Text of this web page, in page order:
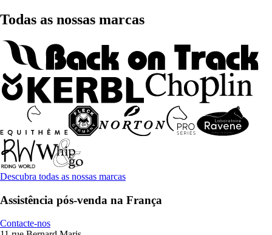
Todas as nossas marcas
Descubra todas as nossas marcas
Assistência pós-venda na França
Contacte-nos